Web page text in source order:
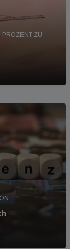
PROZENT ZU